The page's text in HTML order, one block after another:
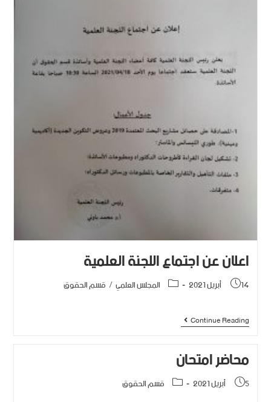
اعلان عن اجتماع اللجنة العلمية
14 أبريل 2021 المجلس العلمي/ قسم الحقوق
Continue Reading
محاضر امتحان
5 أبريل 2021
قسم الحقوق